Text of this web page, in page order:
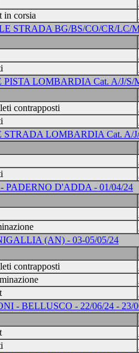
in corsia
STRADA BG/BS/CO/CR/LC/
LOMBARDIA Cat. A/J/S/
contrapposti
LOMBARDIA Cat. A/
PADERNO D'ADDA - 01/04/24
(AN) - 03-05/05/24
contrapposti
- BELLUSCO - 22/06/24 - 23/